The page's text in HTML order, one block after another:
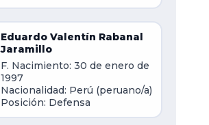
Eduardo Valentín Rabanal
Jaramillo
F. Nacimiento: 30 de enero de
1997
Nacionalidad: Perú (peruano/a)
Posición: Defensa